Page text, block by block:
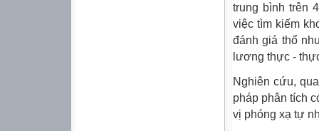
trung bình trên
việc tìm kiếm
đánh giá thổ
lương thực -
Nghiên cứu,
pháp phân tích
vị phóng xạ tự